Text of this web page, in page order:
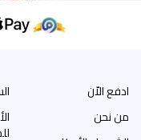
ادفع الاّن
من نحن